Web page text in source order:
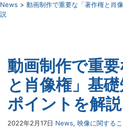
News > 動画制作で重要な「著作権と肖
説
動画制作で重
と肖像権」基
ポイントを解説
2022年2月17日 News, 映像に関するこ